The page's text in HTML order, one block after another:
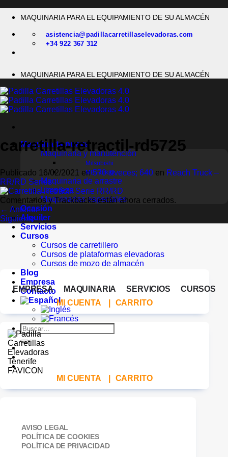
MAQUINARIA PARA EL EQUIPAMIENTO DE SU ALMACÉN
asistencia@padillacarretillaselevadoras.com
+34 922 367 312
MAQUINARIA PARA EL EQUIPAMIENTO DE SU ALMACÉN
Maquinaria nueva
Maquinaria y manutención
Mitsubishi
MB Forklift
Maquinaria de arrastre
Limpieza
Maquinarias especiales
Ocasión
Alquiler
Servicios
Cursos
Cursos de carretillero
Cursos de plataformas elevadoras
Cursos de mozo de almacén
Blog
Empresa
Contacto
Buscar
por:
carretilla-retractil-rd5725
Publicado 16/02/2021en570 &veces; 640 en Reach Truck –
RR/RD Series
Comentarios y Trackbacks están ahora cerrados.
← Anterior
Siguiente→
EMPRESA MAQUINARIA SERVICIOS
CURSOS
MI CUENTA
CARRITO
MI CUENTA CARRITO
AVISO LEGAL
POLÍTICA DE COOKIES
POLÍTICA DE PRIVACIDAD